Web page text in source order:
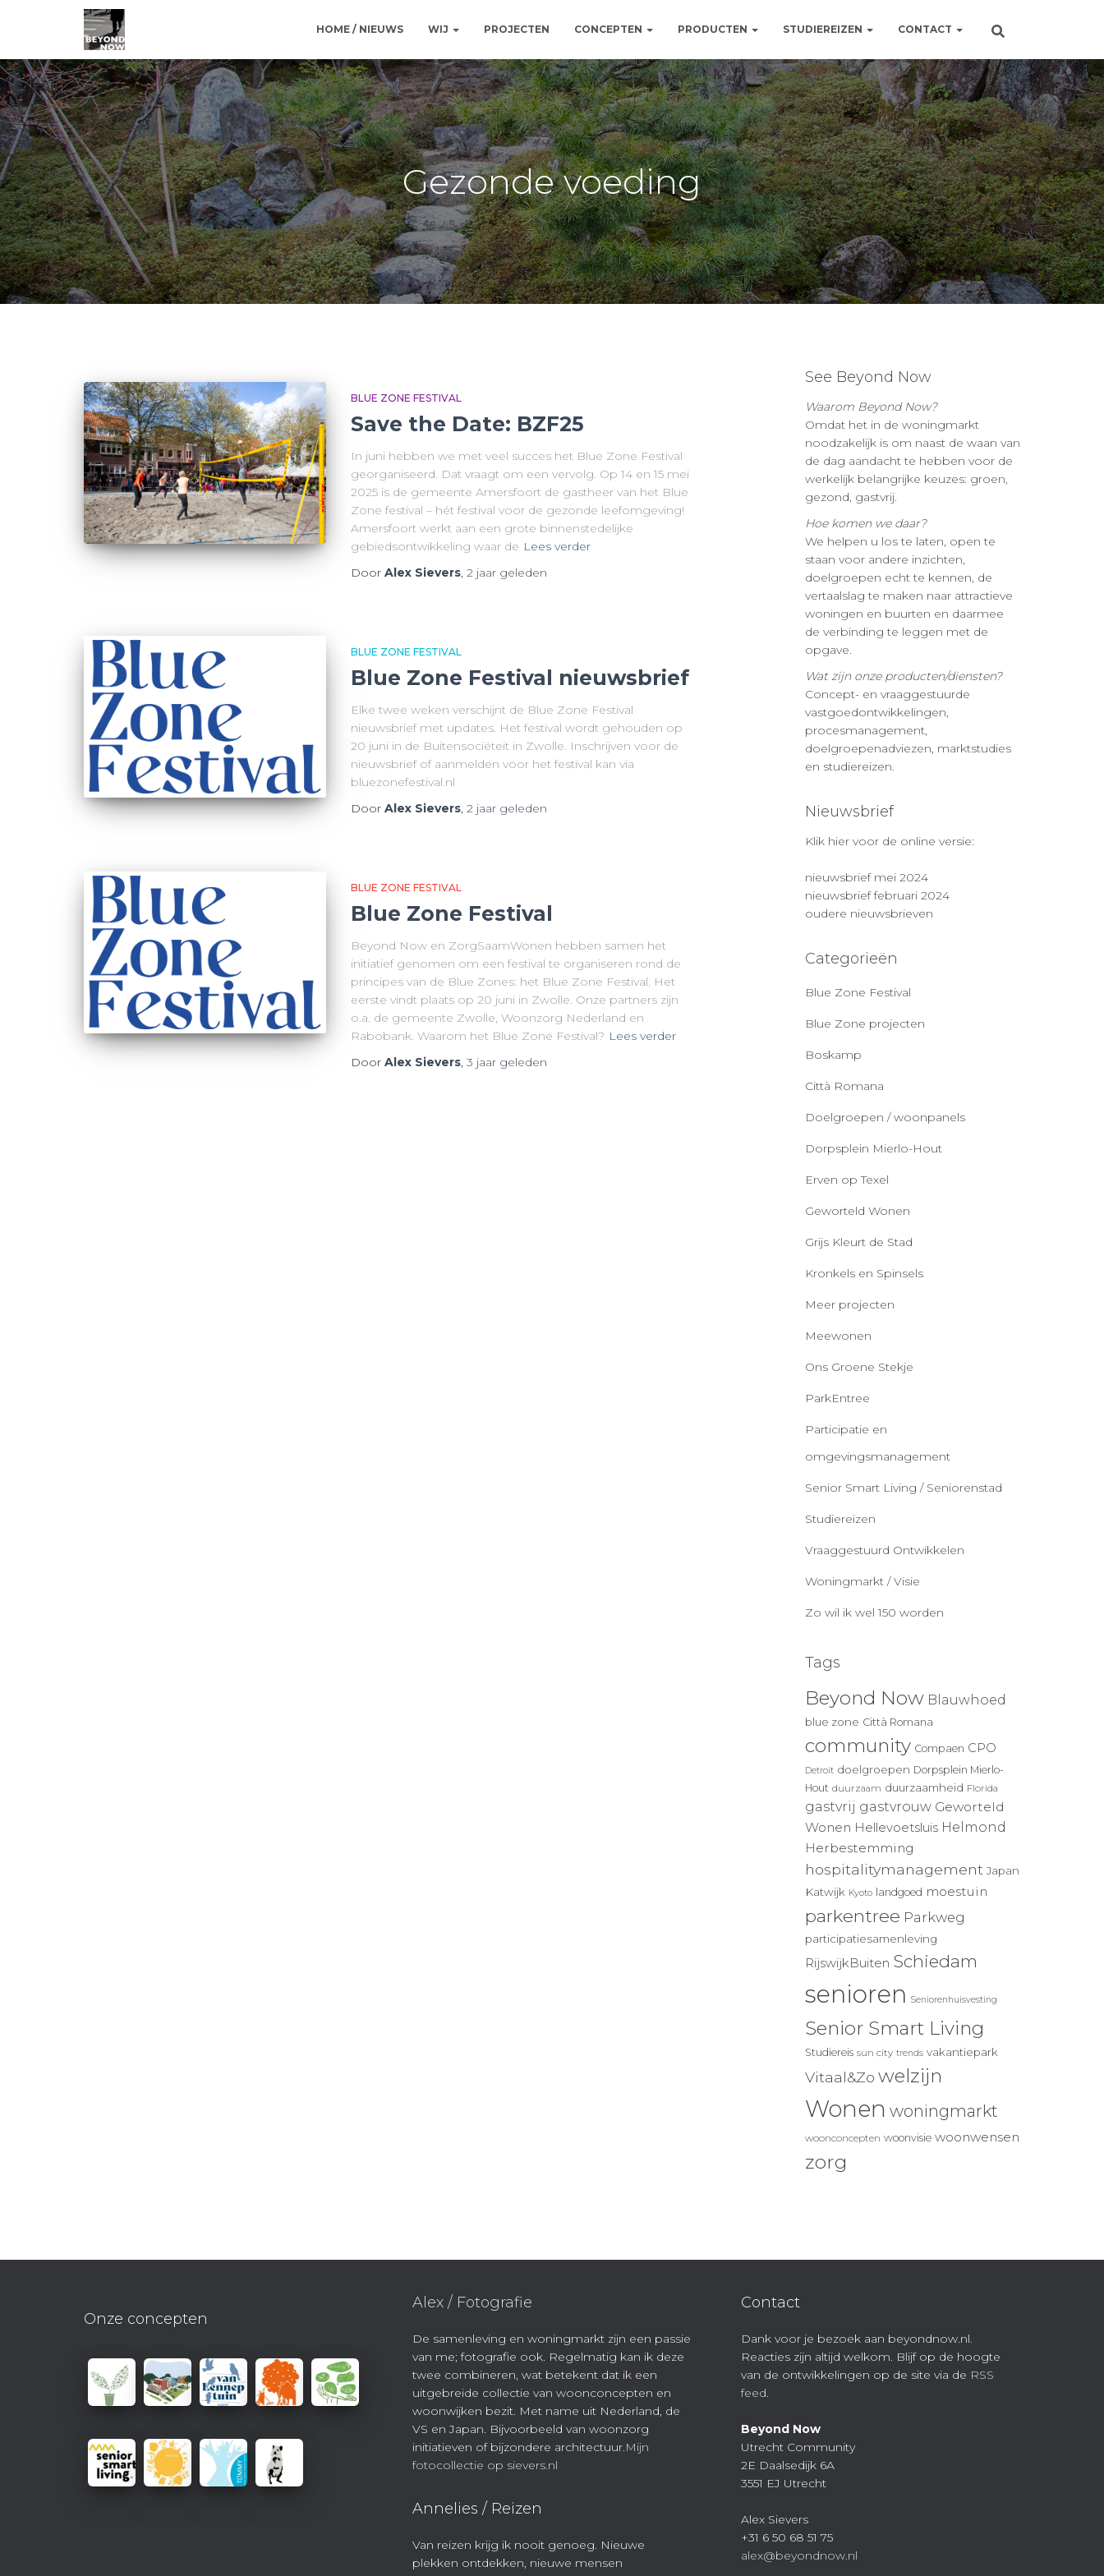
HOME / NIEUWS WIJ PROJECTEN CONCEPTEN PRODUCTEN STUDIEREIZEN CONTACT
Gezonde voeding
BLUE ZONE FESTIVAL
Save the Date: BZF25
In juni hebben we met veel succes het Blue Zone Festival
georganiseerd. Dat vraagt om een vervolg. Op 14 en 15 mei
2025 is de gemeente Amersfoort de gastheer van het Blue
Zone festival – hét festival voor de gezonde leefomgeving!
Amersfoort werkt aan een grote binnenstedelijke
gebiedsontwikkeling waar de Lees verder
Door Alex Sievers, 2 jaar geleden
BLUE ZONE FESTIVAL
Blue Zone Festival nieuwsbrief
Elke twee weken verschijnt de Blue Zone Festival
nieuwsbrief met updates. Het festival wordt gehouden op
20 juni in de Buitensociëteit in Zwolle. Inschrijven voor de
nieuwsbrief of aanmelden voor het festival kan via
bluezonefestival.nl
Door Alex Sievers, 2 jaar geleden
BLUE ZONE FESTIVAL
Blue Zone Festival
Beyond Now en ZorgSaamWonen hebben samen het
initiatief genomen om een festival te organiseren rond de
principes van de Blue Zones: het Blue Zone Festival. Het
eerste vindt plaats op 20 juni in Zwolle. Onze partners zijn
o.a. de gemeente Zwolle, Woonzorg Nederland en
Rabobank. Waarom het Blue Zone Festival? Lees verder
Door Alex Sievers, 3 jaar geleden
See Beyond Now
Waarom Beyond Now?
Omdat het in de woningmarkt
noodzakelijk is om naast de waan van
de dag aandacht te hebben voor de
werkelijk belangrijke keuzes: groen,
gezond, gastvrij.
Hoe komen we daar?
We helpen u los te laten, open te
staan voor andere inzichten,
doelgroepen echt te kennen, de
vertaalslag te maken naar attractieve
woningen en buurten en daarmee
de verbinding te leggen met de
opgave.
Wat zijn onze producten/diensten?
Concept- en vraaggestuurde
vastgoedontwikkelingen,
procesmanagement,
doelgroepenadviezen, marktstudies
en studiereizen.
Nieuwsbrief
Klik hier voor de online versie:
nieuwsbrief mei 2024
nieuwsbrief februari 2024
oudere nieuwsbrieven
Categorieën
Blue Zone Festival
Blue Zone projecten
Boskamp
Città Romana
Doelgroepen / woonpanels
Dorpsplein Mierlo-Hout
Erven op Texel
Geworteld Wonen
Grijs Kleurt de Stad
Kronkels en Spinsels
Meer projecten
Meewonen
Ons Groene Stekje
ParkEntree
Participatie en
omgevingsmanagement
Senior Smart Living / Seniorenstad
Studiereizen
Vraaggestuurd Ontwikkelen
Woningmarkt / Visie
Zo wil ik wel 150 worden
Tags
Beyond Now Blauwhoed
blue zone Città Romana
community Compaen CPO
Detroit doelgroepen Dorpsplein Mierlo-
Hout duurzaam duurzaamheid Florida
gastvrij gastvrouw Geworteld
Wonen Hellevoetsluis Helmond
Herbestemming
hospitalitymanagement Japan
Katwijk Kyoto landgoed moestuin
parkentree Parkweg
participatiesamenleving
RijswijkBuiten Schiedam
senioren Seniorenhuisvesting
Senior Smart Living
Studiereis sun city trends vakantiepark
Vitaal&Zo welzijn
Wonen woningmarkt
woonconcepten woonvisie woonwensen
zorg
Onze concepten
Alex / Fotografie
De samenleving en woningmarkt zijn een passie
van me; fotografie ook. Regelmatig kan ik deze
twee combineren, wat betekent dat ik een
uitgebreide collectie van woonconcepten en
woonwijken bezit. Met name uit Nederland, de
VS en Japan. Bijvoorbeeld van woonzorg
initiatieven of bijzondere architectuur.Mijn
fotocollectie op sievers.nl
Annelies / Reizen
Van reizen krijg ik nooit genoeg. Nieuwe
plekken ontdekken, nieuwe mensen
Contact
Dank voor je bezoek aan beyondnow.nl.
Reacties zijn altijd welkom. Blijf op de hoogte
van de ontwikkelingen op de site via de RSS
feed.
Beyond Now
Utrecht Community
2E Daalsedijk 6A
3551 EJ Utrecht
Alex Sievers
+31 6 50 68 51 75
alex@beyondnow.nl